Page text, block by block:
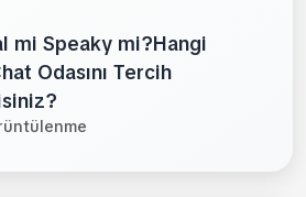
mi Speaky mi?Hangi
Odasını Tercih